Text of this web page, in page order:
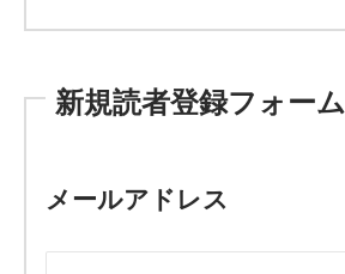
新規読者登録フォーム
メールアドレス